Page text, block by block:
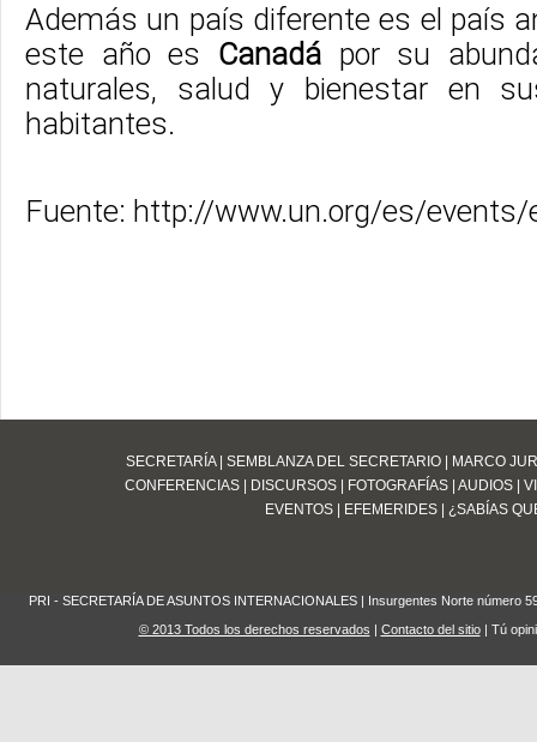
Además un país diferente es el país
este año es Canadá por su
naturales, salud y bienestar en
habitantes.
Fuente: http://www.un.org/es/
SECRETARÍA| SEMBLANZA DEL SECRETARIO | MARCO
CONFERENCIAS| DISCURSOS| FOTOGRAFÍAS| AUDIOS|
EVENTOS | EFEMERIDES | ¿SABÍAS
PRI - SECRETARÍA DE ASUNTOS INTERNACIONALES | Insurgentes Norte número
© 2013 Todos los derechos reservados | Contacto del sitio| Tú